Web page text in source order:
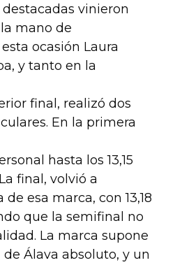
vinieron
mano de
ocasión Laura
y tanto en la
final, realizó dos
En la primera
hasta los 13,15
final, volvió a
esa marca, con 13,18
que la semifinal no
La marca supone
Álava absoluto, y un